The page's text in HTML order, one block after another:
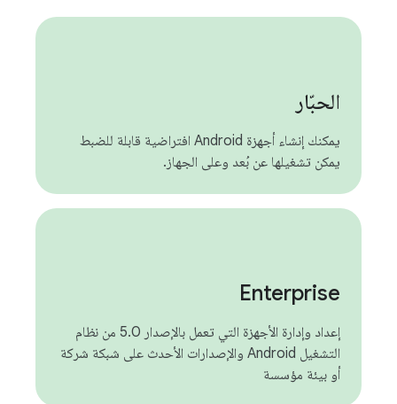
الحبّار
يمكنك إنشاء أجهزة Android افتراضية قابلة للضبط
يمكن تشغيلها عن بُعد وعلى الجهاز.
Enterprise
إعداد وإدارة الأجهزة التي تعمل بالإصدار 5.0 من نظام
التشغيل Android والإصدارات الأحدث على شبكة شركة
أو بيئة مؤسسة